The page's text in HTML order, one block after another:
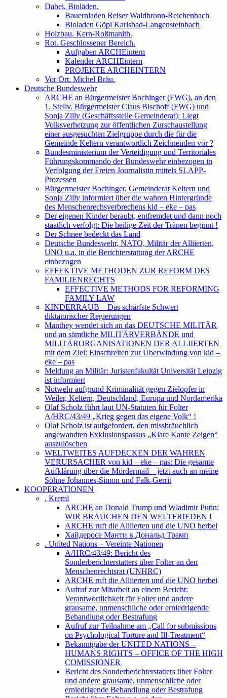
Dabei. Bioläden.
Bauernladen Reiser Waldbronn-Reichenbach
Bioladen Göpi Karlsbad-Langensteinbach
Holzbau. Kern-Roßmanith.
Rot. Geschlossener Bereich.
Aufgaben ARCHEintern
Kalender ARCHEintern
PROJEKTE ARCHEINTERN
Vor Ort. Michel Bräu.
Deutsche Bundeswehr
ARCHE an Bürgermeister Bochinger (FWG), an den
1. Stellv. Bürgermeister Claus Bischoff (FWG) und
Sonja Zilly (Geschäftsstelle Gemeinderat): Liegt
Volksverhetzung zur öffentlichen Zurschaustellung
einer ausgesuchten Zielgruppe durch die für die
Gemeinde Keltern verantwortlich Zeichnenden vor ?
Bundesministerium der Verteidigung und Territoriales
Führungskommando der Bundeswehr einbezogen in
Verfolgung der Freien Journalistin mittels SLAPP-
Prozessen
Bürgermeister Bochinger, Gemeinderat Keltern und
Sonja Zilly informiert über die wahren Hintergründe
des Menschenrechsverbrechens kid – eke – pas
Der eigenen Kinder beraubt, entfremdet und dann noch
staatlich verfolgt: Die heilige Zeit der Tränen beginnt !
Der Schnee bedeckt das Land
Deutsche Bundeswehr, NATO, Militär der Alliierten,
UNO u.a. in die Berichterstattung der ARCHE
einbezogen
EFFEKTIVE METHODEN ZUR REFORM DES
FAMILIENRECHTS
EFFECTIVE METHODS FOR REFORMING
FAMILY LAW
KINDERRAUB – Das schärfste Schwert
diktatorischer Regierungen
Manthey wendet sich an das DEUTSCHE MILITÄR
und an sämtliche MILITÄRVERBÄNDE und
MILITÄRORGANISATIONEN DER ALLIIERTEN
mit dem Ziel: Einschreiten zur Überwindung von kid –
eke – pas
Meldung an Militär: Juristenfakultät Universität Leipzig
ist informiert
Notwehr aufgrund Kriminalität gegen Zielopfer in
Weiler, Keltern, Deutschland, Europa und Nordamerika
Olaf Scholz führt laut UN-Statuten für Folter
A/HRC/43/49 „Krieg gegen das eigene Volk“ !
Olaf Scholz ist aufgefordert, den missbräuchlich
angewandten Exklusionspassus „Klare Kante Zeigen“
auszulöschen
WELTWEITES AUFDECKEN DER WAHREN
VERURSACHER von kid – eke – pas: Die gesamte
Aufklärung über die Mördermail – jetzt auch an meine
Söhne Johannes-Simon und Falk-Gerrit
KOOPERATIONEN
. Kreml
ARCHE an Donald Trump und Wladimir Putin:
WIR BRAUCHEN DEN WELTFRIEDEN !
ARCHE ruft die Alliierten und die UNO herbei
Хайдеросе Манти в Дональд Трамп
. United Nations – Vereinte Nationen
A/HRC/43/49: Bericht des
Sonderberichterstatters über Folter an den
Menschenrechtsrat (UNHRC)
ARCHE ruft die Alliierten und die UNO herbei
Aufruf zur Mitarbeit an einem Bericht:
Verantwortlichkeit für Folter und andere
grausame, unmenschliche oder erniedrigende
Behandlung oder Bestrafung
Aufruf zur Teilnahme am „Call for submissions
on Psychological Torture and Ill-Treatment“
Bekanntgabe der UNITED NATIONS –
HUMANS RIGHTS – OFFICE OF THE HIGH
COMISSIONER
Bericht des Sonderberichterstatters über Folter
und andere grausame, unmenschliche oder
erniedrigende Behandlung oder Bestrafung